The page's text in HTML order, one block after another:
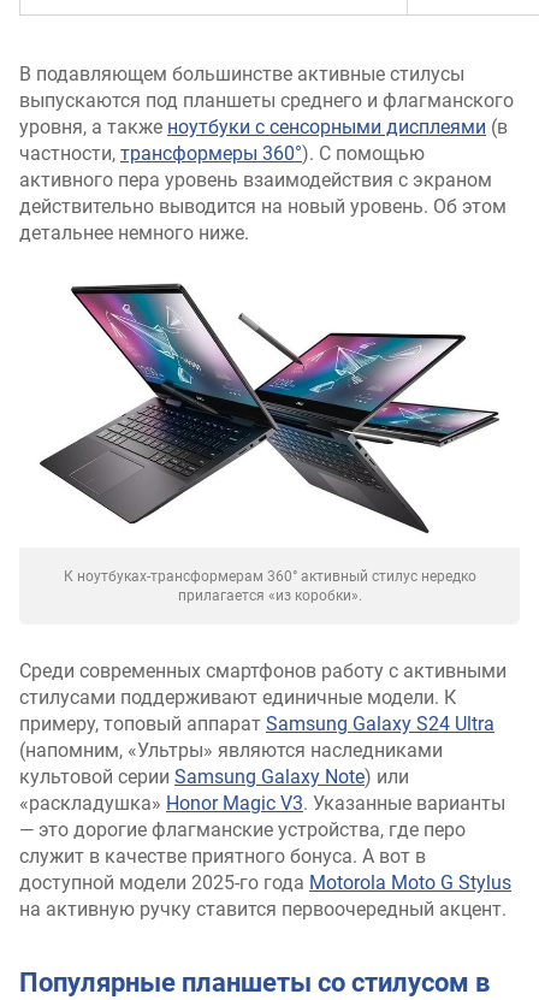
В подавляющем большинстве активные стилусы
выпускаются под планшеты среднего и флагманского
уровня, а также ноутбуки с сенсорными дисплеями (в
частности, трансформеры 360°). С помощью
активного пера уровень взаимодействия с экраном
действительно выводится на новый уровень. Об этом
детальнее немного ниже.
К ноутбуках-трансформерам 360° активный стилус нередко
прилагается «из коробки».
Среди современных смартфонов работу с активными
стилусами поддерживают единичные модели. К
примеру, топовый аппарат Samsung Galaxy S24 Ultra
(напомним, «Ультры» являются наследниками
культовой серии Samsung Galaxy Note) или
«раскладушка» Honor Magic V3. Указанные варианты
— это дорогие флагманские устройства, где перо
служит в качестве приятного бонуса. А вот в
доступной модели 2025-го года Motorola Moto G Stylus
на активную ручку ставится первоочередный акцент.
Популярные планшеты со стилусом в